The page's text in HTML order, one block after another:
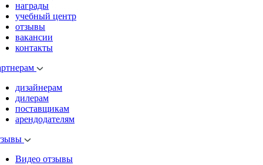
награды
учебный центр
отзывы
вакансии
контакты
дизайнерам
дилерам
поставщикам
арендодателям
Видео отзывы